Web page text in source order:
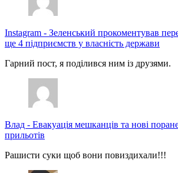
Instagram - Зеленський прокоментував
ще 4 підприємств у власність держави
Гарний пост, я поділився ним із друзями.
Влад - Евакуація мешканців та нові
прильотів
Рашисти суки щоб вони повиздихали!!!